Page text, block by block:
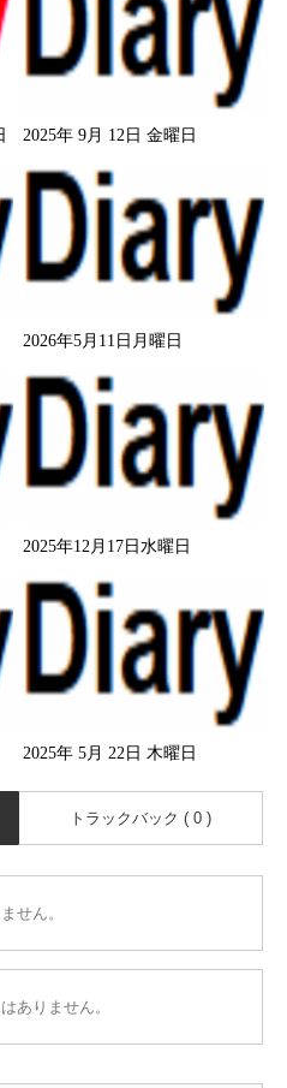
2025年 9月 12日 金曜日
2026年5月11日月曜日
2025年12月17日水曜日
2025年 5月 22日 木曜日
トラックバック ( 0 )
せん。
ありません。